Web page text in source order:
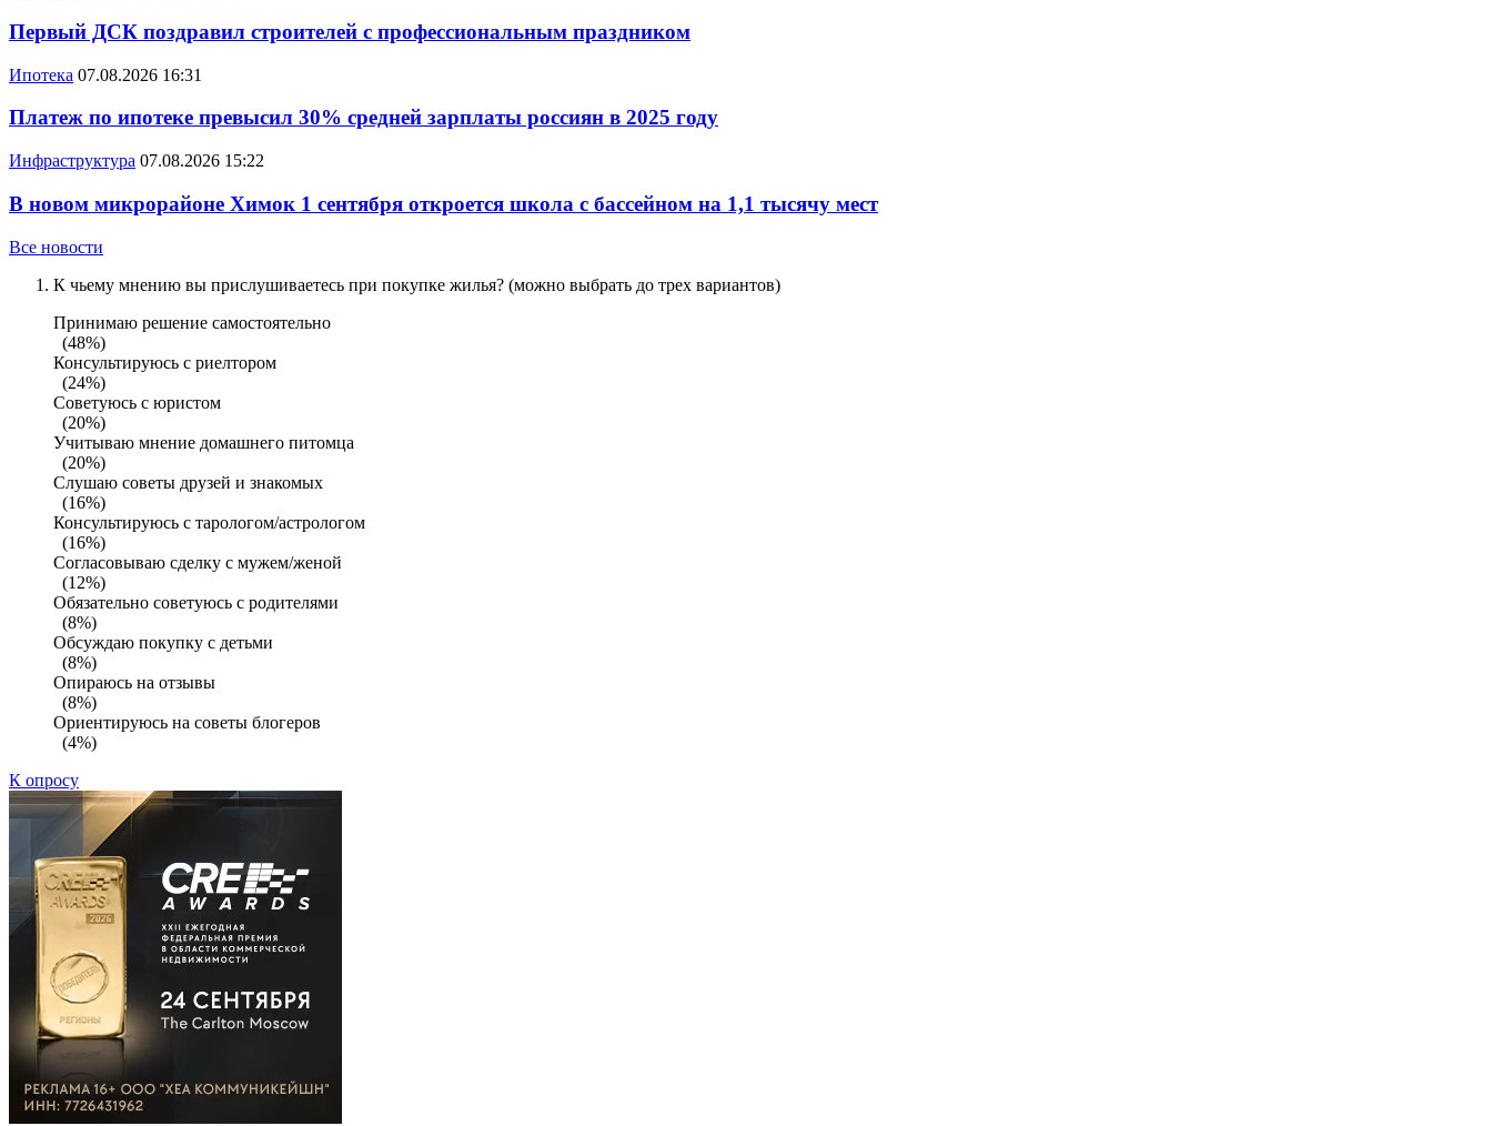
Первый ДСК поздравил строителей с профессиональным праздником
Ипотека 07.08.2026 16:31
Платеж по ипотеке превысил 30% средней зарплаты россиян в 2025 году
Инфраструктура 07.08.2026 15:22
В новом микрорайоне Химок 1 сентября откроется школа с бассейном на 1,1 тысячу мест
Все новости
К чьему мнению вы прислушиваетесь при покупке жилья? (можно выбрать до трех вариантов)
Принимаю решение самостоятельно
(48%)
Консультируюсь с риелтором
(24%)
Советуюсь с юристом
(20%)
Учитываю мнение домашнего питомца
(20%)
Слушаю советы друзей и знакомых
(16%)
Консультируюсь с тарологом/астрологом
(16%)
Согласовываю сделку с мужем/женой
(12%)
Обязательно советуюсь с родителями
(8%)
Обсуждаю покупку с детьми
(8%)
Опираюсь на отзывы
(8%)
Ориентируюсь на советы блогеров
(4%)
К опросу